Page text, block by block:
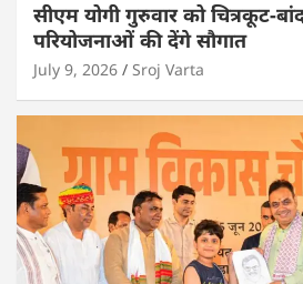
सीएम योगी गुरुवार को चित्रकूट-
परियोजनाओं की देंगे सौगात
July 9, 2026 Sroj Varta